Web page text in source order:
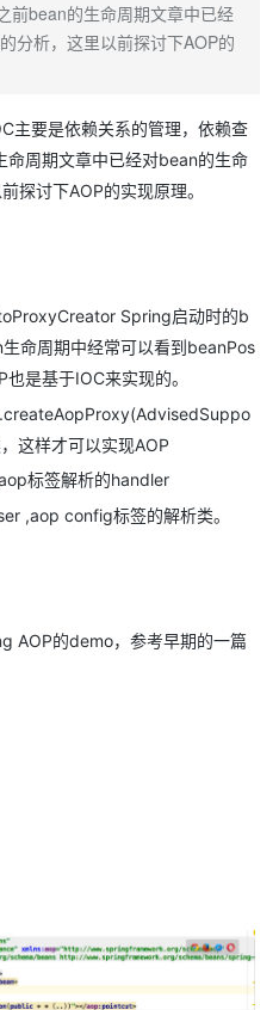
前bean的生命周期文章中已经
分析，这里以前探讨下AOP的
主要是依赖关系的管理，依赖查
周期文章中已经对bean的生命
探讨下AOP的实现原理。
Spring启动时的b
命周期中经常可以看到beanPos
是基于IOC来实现的。
这样才可以实现AOP
标签解析的handler
,aop config标签的解析类。
AOP的demo，参考早期的一篇